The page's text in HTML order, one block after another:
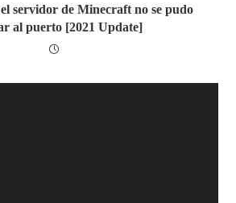
servidor de Minecraft no se pudo
al puerto [2021 Update]